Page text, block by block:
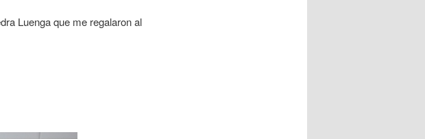
Luenga que me regalaron al